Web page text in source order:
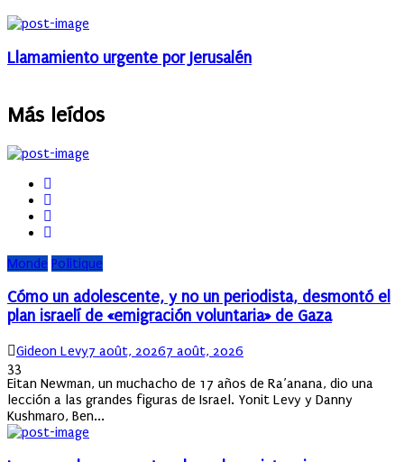
Llamamiento urgente por Jerusalén
Más leídos
Monde Politique
Cómo un adolescente, y no un periodista, desmontó el
plan israelí de «emigración voluntaria» de Gaza
Author
Gideon LevyPosted
7 août, 20267 août, 2026
33
Eitan Newman, un muchacho de 17 años de Ra’anana, dio una
lección a las grandes figuras de Israel. Yonit Levy y Danny
Kushmaro, Ben...